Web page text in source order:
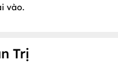
vào.
Trị